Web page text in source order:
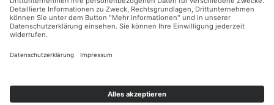
Hotline
Individuelle Zahlungsmöglichkeiten